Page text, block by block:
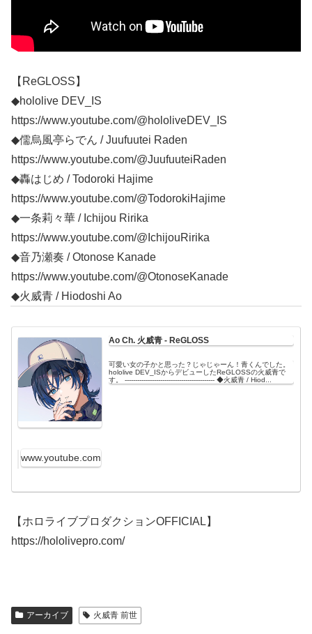
【ReGLOSS】
◆hololive DEV_IS
https://www.youtube.com/@hololiveDEV_IS
◆儒烏風亭らでん / Juufuutei Raden
https://www.youtube.com/@JuufuuteiRaden
◆轟はじめ / Todoroki Hajime
https://www.youtube.com/@TodorokiHajime
◆一条莉々華 / Ichijou Ririka
https://www.youtube.com/@IchijouRirika
◆音乃瀬奏 / Otonose Kanade
https://www.youtube.com/@OtonoseKanade
◆火威青 / Hiodoshi Ao
Ao Ch. 火威青 ‐ ReGLOSS
可愛い女の子かと思った？じゃじゃーん！青くんでした。
hololive DEV_ISからデビューしたReGLOSSの火威青で
す。 ------------------------------------------- ◆火威青 / Hiod...
www.youtube.com
【ホロライブプロダクションOFFICIAL】
https://hololivepro.com/
アーカイブ 火威青 前世